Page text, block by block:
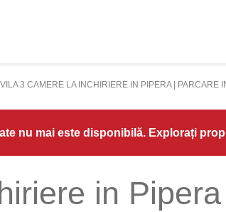
VILA 3 CAMERE LA INCHIRIERE IN PIPERA | PARCARE
nu mai este disponibilă. Explorați
in